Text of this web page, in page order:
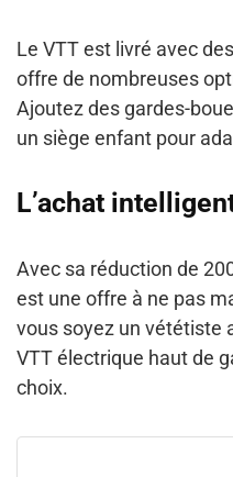
Le VTT est livré avec
offre de nombreuses
Ajoutez des gardes-
un siège enfant pour
L’achat
Avec sa réduction de
est une offre à ne pas
vous soyez un vététiste
VTT électrique haut de
choix.